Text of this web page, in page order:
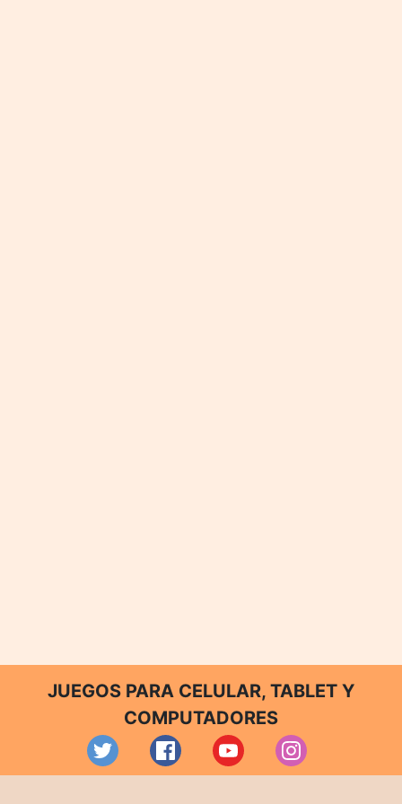
JUEGOS PARA CELULAR, TABLET Y
COMPUTADORES